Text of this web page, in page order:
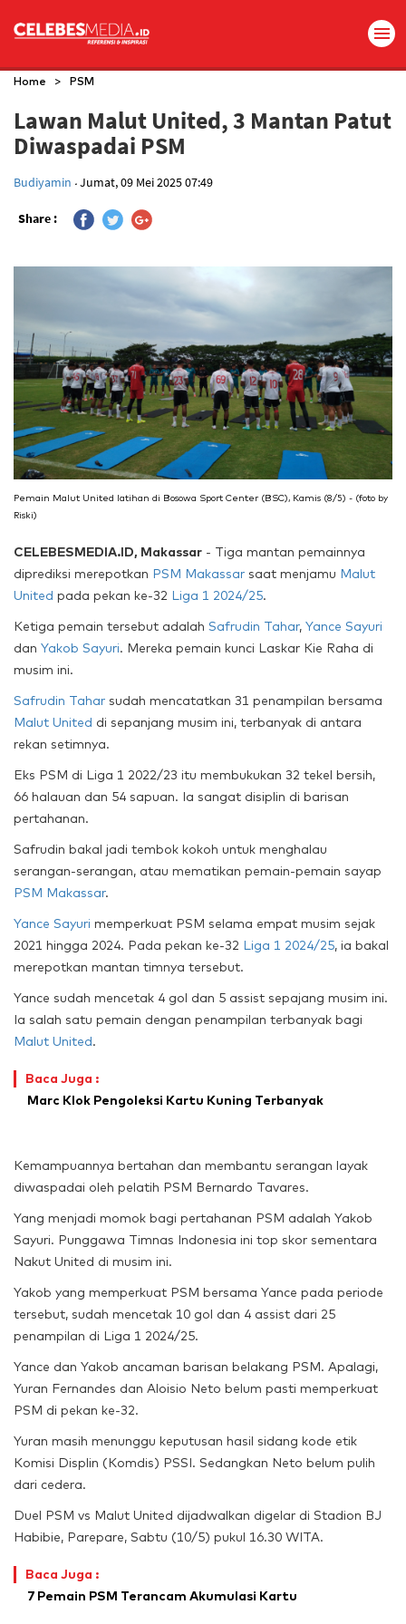
Home > PSM
Lawan Malut United, 3 Mantan Patut
Diwaspadai PSM
Budiyamin .Jumat, 09 Mei 2025 07:49
Share :
Pemain Malut United latihan di Bosowa Sport Center (BSC), Kamis (8/5) - (foto by
Riski)
CELEBESMEDIA.ID, Makassar - Tiga mantan pemainnya
diprediksi merepotkan PSM Makassar saat menjamu Malut
United pada pekan ke-32 Liga 1 2024/25.
Ketiga pemain tersebut adalah Safrudin Tahar, Yance Sayuri
dan Yakob Sayuri. Mereka pemain kunci Laskar Kie Raha di
musim ini.
Safrudin Tahar sudah mencatatkan 31 penampilan bersama
Malut United di sepanjang musim ini, terbanyak di antara
rekan setimnya.
Eks PSM di Liga 1 2022/23 itu membukukan 32 tekel bersih,
66 halauan dan 54 sapuan. Ia sangat disiplin di barisan
pertahanan.
Safrudin bakal jadi tembok kokoh untuk menghalau
serangan-serangan, atau mematikan pemain-pemain sayap
PSM Makassar.
Yance Sayuri memperkuat PSM selama empat musim sejak
2021 hingga 2024. Pada pekan ke-32 Liga 1 2024/25, ia bakal
merepotkan mantan timnya tersebut.
Yance sudah mencetak 4 gol dan 5 assist sepajang musim ini.
Ia salah satu pemain dengan penampilan terbanyak bagi
Malut United.
Baca Juga :
Marc Klok Pengoleksi Kartu Kuning Terbanyak
Kemampuannya bertahan dan membantu serangan layak
diwaspadai oleh pelatih PSM Bernardo Tavares.
Yang menjadi momok bagi pertahanan PSM adalah Yakob
Sayuri. Punggawa Timnas Indonesia ini top skor sementara
Nakut United di musim ini.
Yakob yang memperkuat PSM bersama Yance pada periode
tersebut, sudah mencetak 10 gol dan 4 assist dari 25
penampilan di Liga 1 2024/25.
Yance dan Yakob ancaman barisan belakang PSM. Apalagi,
Yuran Fernandes dan Aloisio Neto belum pasti memperkuat
PSM di pekan ke-32.
Yuran masih menunggu keputusan hasil sidang kode etik
Komisi Displin (Komdis) PSSI. Sedangkan Neto belum pulih
dari cedera.
Duel PSM vs Malut United dijadwalkan digelar di Stadion BJ
Habibie, Parepare, Sabtu (10/5) pukul 16.30 WITA.
Baca Juga :
7 Pemain PSM Terancam Akumulasi Kartu